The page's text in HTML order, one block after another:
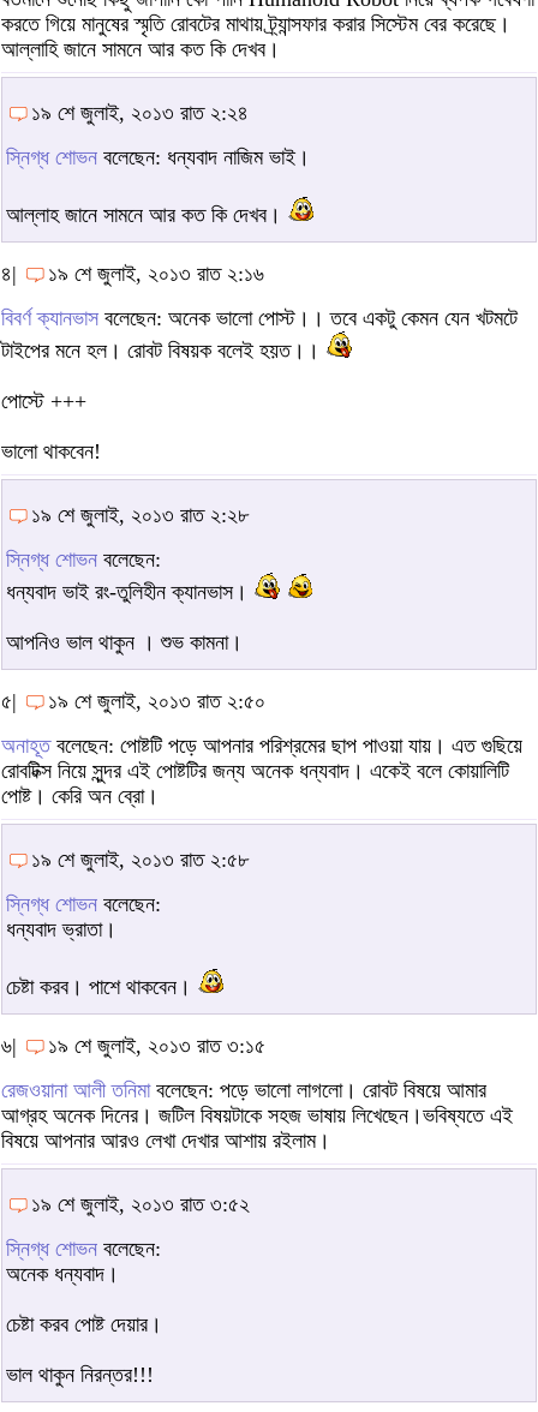
করতে গিয়ে মানুষের স্মৃতি রোবটের মাথায় ট্র্যান্সফার করার সিস্টেম বের করেছে।
আল্লাহি জানে সামনে আর কত কি দেখব।
১৯ শে জুলাই, ২০১৩ রাত ২:২৪
স্নিগ্ধ শোভন বলেছেন: ধন্যবাদ নাজিম ভাই।
আল্লাহ জানে সামনে আর কত কি দেখব।
৪|
১৯ শে জুলাই, ২০১৩ রাত ২:১৬
বিবর্ণ ক্যানভাস বলেছেন: অনেক ভালো পোস্ট।। তবে একটু কেমন যেন খটমটে
টাইপের মনে হল। রোবট বিষয়ক বলেই হয়ত।।
পোস্টে +++
ভালো থাকবেন!
১৯ শে জুলাই, ২০১৩ রাত ২:২৮
স্নিগ্ধ শোভন বলেছেন:
ধন্যবাদ ভাই রং-তুলিহীন ক্যানভাস।
আপনিও ভাল থাকুন । শুভ কামনা।
৫|
১৯ শে জুলাই, ২০১৩ রাত ২:৫০
অনাহূতবলেছেন: পোষ্টটি পড়ে আপনার পরিশ্রমের ছাপ পাওয়া যায়। এত ‍গুছিয়ে
রোবটিক্স নিয়ে সুন্দর এই পোষ্টটির জন্য অনেক ধন্যবাদ। একেই বলে কোয়ালিটি
পোষ্ট। কেরি অন ব্রো।
১৯ শে জুলাই, ২০১৩ রাত ২:৫৮
স্নিগ্ধ শোভন বলেছেন:
ধন্যবাদ ভ্রাতা।
চেষ্টা করব। পাশে থাকবেন।
৬|
১৯ শে জুলাই, ২০১৩ রাত ৩:১৫
রেজওয়ানা আলী তনিমাবলেছেন: পড়ে ভালো লাগলো। রোবট বিষয়ে আমার
আগ্রহ অনেক দিনের। জটিল বিষয়টাকে সহজ ভাষায় লিখেছেন।ভবিষ্যতে এই
বিষয়ে আপনার আরও লেখা দেখার আশায় রইলাম।
১৯ শে জুলাই, ২০১৩ রাত ৩:৫২
স্নিগ্ধ শোভন বলেছেন:
অনেক ধন্যবাদ।
চেষ্টা করব পোষ্ট দেয়ার।
ভাল থাকুন নিরন্তর!!!